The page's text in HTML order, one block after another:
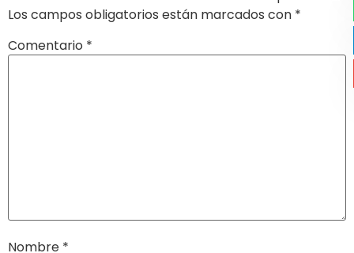
Los campos obligatorios están marcados con *
Comentario *
Nombre *